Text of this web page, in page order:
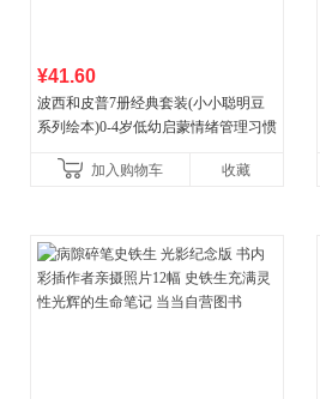
¥41.60
波西和皮普7册经典套装(小小聪明豆
系列绘本)0-4岁低幼启蒙情绪管理习惯
养好品质，发现快
加入购物车 收藏